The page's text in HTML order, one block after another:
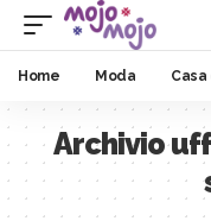
Home Moda Casa
Archivio